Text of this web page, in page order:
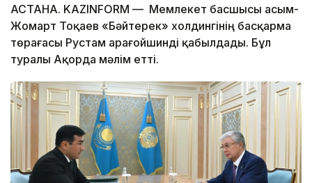
АСТАНА. KAZINFORM — Мемлекет басшысы Қасым-
Жомарт Тоқаев «Бәйтерек» холдингінің басқарма
төрағасы Рустам Қарағойшинді қабылдады. Бұл
туралы Ақорда мәлім етті.